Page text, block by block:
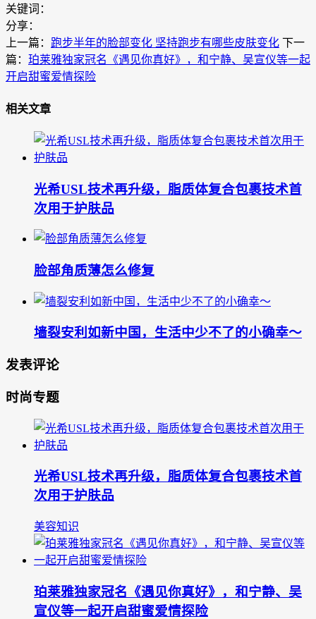
关键词：
分享：
上一篇： 跑步半年的脸部变化 坚持跑步有哪些皮肤变化 下一
篇： 珀莱雅独家冠名《遇见你真好》，和宁静、吴宣仪等一起
开启甜蜜爱情探险
相关文章
光希USL技术再升级，脂质体复合包裹技术首
次用于护肤品
脸部角质薄怎么修复
墙裂安利如新中国，生活中少不了的小确幸～
发表评论
时尚专题
光希USL技术再升级，脂质体复合包裹技术首
次用于护肤品
美容知识
珀莱雅独家冠名《遇见你真好》，和宁静、吴
宣仪等一起开启甜蜜爱情探险